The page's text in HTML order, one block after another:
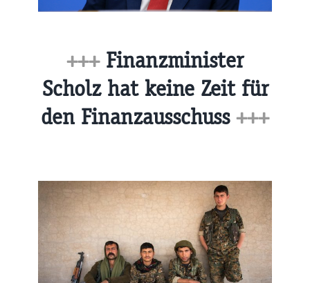
+++ Finanzminister
Scholz hat keine Zeit für
den Finanzausschuss +++